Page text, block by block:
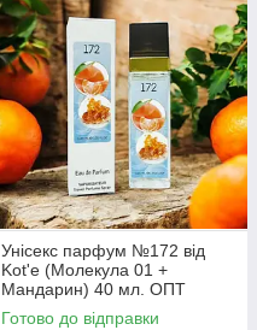
Унісекс парфум №172 від
Kot'e (Молекула 01 +
Мандарин) 40 мл. ОПТ
Готово до відправки